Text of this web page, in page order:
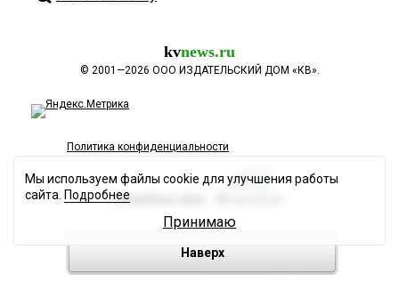
kvnews.ru
© 2001—2026 ООО ИЗДАТЕЛЬСКИЙ ДОМ «КВ».
Политика конфиденциальности
Разработка сайта
Наверх
Мы используем файлы cookie для улучшения работы
сайта. Подробнее
Принимаю